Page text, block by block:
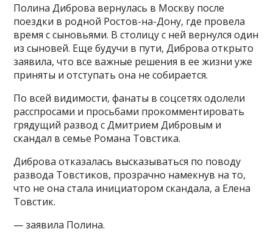
Полина Диброва вернулась в Москву после
поездки в родной Ростов-на-Дону, где провела
время с сыновьями. В столицу с ней вернулся один
из сыновей. Еще будучи в пути, Диброва открыто
заявила, что все важные решения в ее жизни уже
приняты и отступать она не собирается.
По всей видимости, фанаты в соцсетях одолели
расспросами и просьбами прокомментировать
грядущий развод с Дмитрием Дибровым и
скандал в семье Романа Товстика.
Диброва отказалась высказываться по поводу
развода Товстиков, прозрачно намекнув на то,
что не она стала инициатором скандала, а Елена
Товстик.
— заявила Полина.